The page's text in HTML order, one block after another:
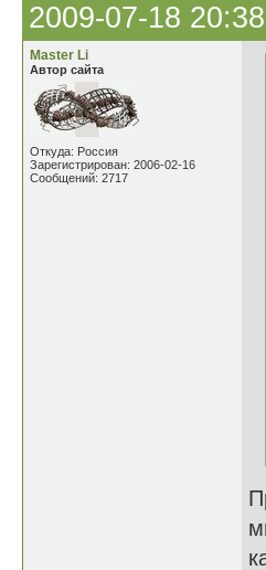
2009-07-18
Master Li
Автор сайта
Откуда: Россия
Зарегистрирован: 2006-02-16
Сообщений: 2717